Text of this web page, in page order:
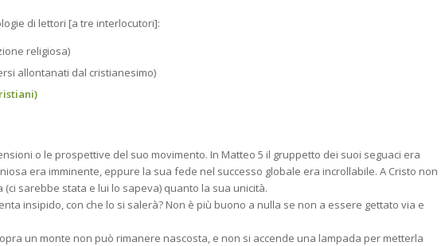
di lettori [a tre interlocutori]:
religiosa)
allontanati dal cristianesimo)
o le prospettive del suo movimento. In Matteo 5 il gruppetto dei suoi seguaci era
era imminente, eppure la sua fede nel successo globale era incrollabile. A Cristo non
sarebbe stata e lui lo sapeva) quanto la sua unicità.
insipido, con che lo si salerà? Non è più buono a nulla se non a essere gettato via e
un monte non può rimanere nascosta, e non si accende una lampada per metterla